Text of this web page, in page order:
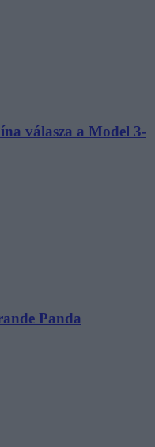
válasza a Model 3-
Panda